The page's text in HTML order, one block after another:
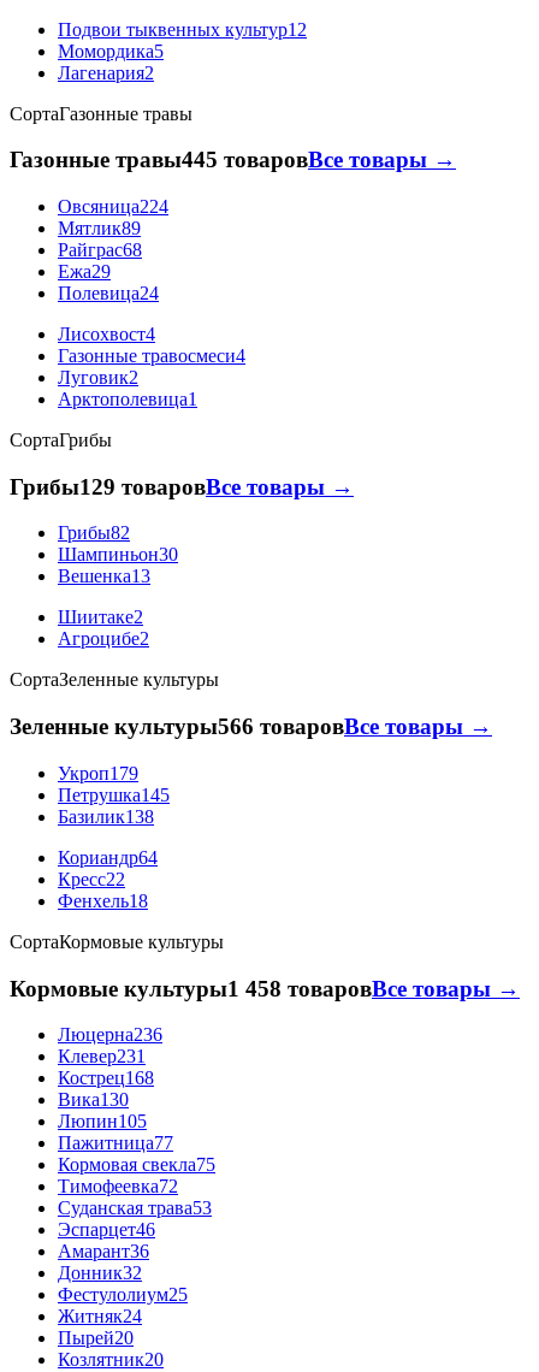
Подвои тыквенных культур12
Момордика5
Лагенария2
СортаГазонные травы
Газонные травы445 товаровВсе товары →
Овсяница224
Мятлик89
Райграс68
Ежа29
Полевица24
Лисохвост4
Газонные травосмеси4
Луговик2
Арктополевица1
СортаГрибы
Грибы129 товаровВсе товары →
Грибы82
Шампиньон30
Вешенка13
Шиитаке2
Агроцибе2
СортаЗеленные культуры
Зеленные культуры566 товаровВсе товары →
Укроп179
Петрушка145
Базилик138
Кориандр64
Кресс22
Фенхель18
СортаКормовые культуры
Кормовые культуры1 458 товаровВсе товары →
Люцерна236
Клевер231
Кострец168
Вика130
Люпин105
Пажитница77
Кормовая свекла75
Тимофеевка72
Суданская трава53
Эспарцет46
Амарант36
Донник32
Фестулолиум25
Житняк24
Пырей20
Козлятник20